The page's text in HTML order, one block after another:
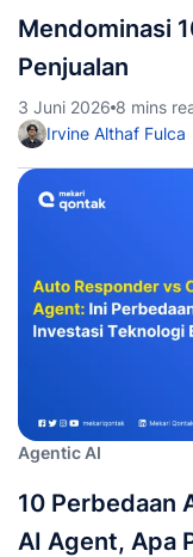
Mendominasi
Penjualan
3 Juni 2026 8 mins
Irvine Althaf Fulca
Agentic AI
10 Perbedaan
AI Agent, Apa